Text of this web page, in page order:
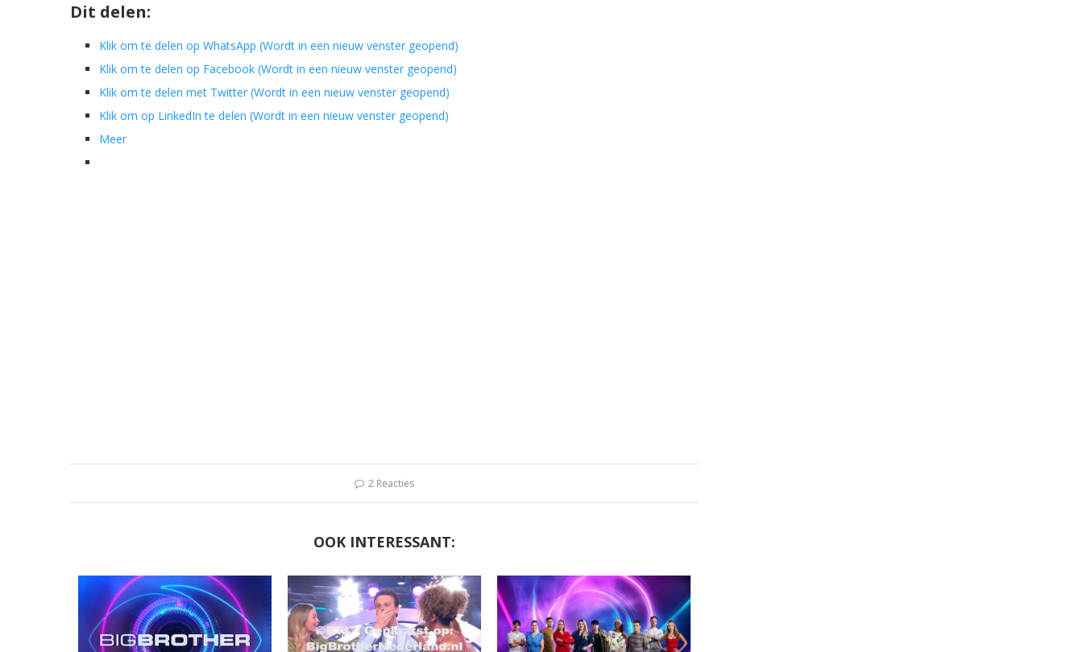
Dit delen:
Klik om te delen op WhatsApp (Wordt in een nieuw venster geopend)
Klik om te delen op Facebook (Wordt in een nieuw venster geopend)
Klik om te delen met Twitter (Wordt in een nieuw venster geopend)
Klik om op LinkedIn te delen (Wordt in een nieuw venster geopend)
Meer
2 Reacties
OOK INTERESSANT: